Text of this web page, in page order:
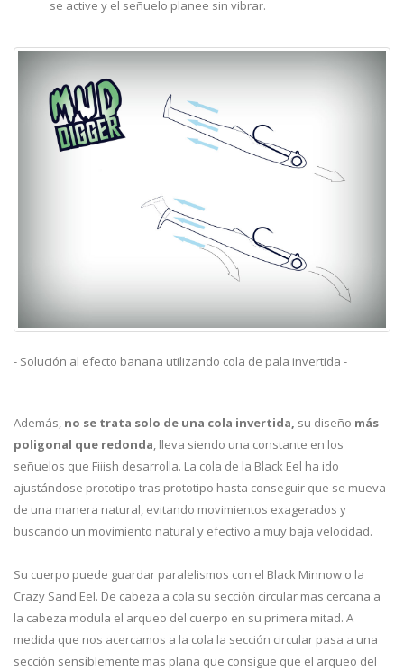
se active y el señuelo planee sin vibrar.
- Solución al efecto banana utilizando cola de pala invertida -
Además, no se trata solo de una cola invertida, su diseño más
poligonal que redonda, lleva siendo una constante en los
señuelos que Fiiish desarrolla. La cola de la Black Eel ha ido
ajustándose prototipo tras prototipo hasta conseguir que se mueva
de una manera natural, evitando movimientos exagerados y
buscando un movimiento natural y efectivo a muy baja velocidad.
Su cuerpo puede guardar paralelismos con el Black Minnow o la
Crazy Sand Eel. De cabeza a cola su sección circular mas cercana a
la cabeza modula el arqueo del cuerpo en su primera mitad. A
medida que nos acercamos a la cola la sección circular pasa a una
sección sensiblemente mas plana que consigue que el arqueo del